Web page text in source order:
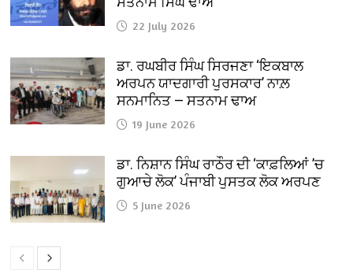
22 July 2026
ਡਾ. ਰਘਬੀਰ ਸਿੰਘ ਸਿਰਜਣਾ ‘ਇਕਬਾਲ
ਅਰਪਨ ਯਾਦਗਾਰੀ ਪੁਰਸਕਾਰ’ ਨਾਲ਼
ਸਨਮਾਨਿਤ — ਸਤਨਾਮ ਢਾਅ
19 June 2026
ਡਾ. ਨਿਸ਼ਾਨ ਸਿੰਘ ਰਾਠੌਰ ਦੀ ‘ਕਾਫ਼ਲਿਆਂ ’ਚ
ਗੁਆਚੇ ਲੋਕ’ ਪੰਜਾਬੀ ਪੁਸਤਕ ਲੋਕ ਅਰਪਣ
5 June 2026